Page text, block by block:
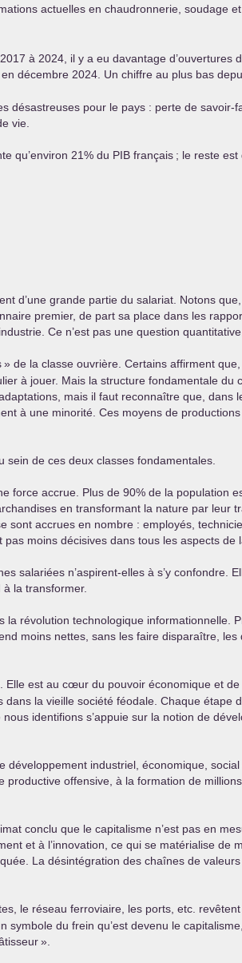
actuelles en chaudronnerie, soudage
à 2024, il y a eu davantage d’ouvertures
décembre 2024. Un chiffre au plus bas
désastreuses pour le pays : perte de
vie.
qu’environ 21% du PIB français ; le reste est
d’une grande partie du salariat. Notons
premier, de part sa place dans les
Ce n’est pas une question
» de la classe ouvrière. Certains affirment
à jouer. Mais la structure fondamentale du
mais il faut reconnaître que,
à une minorité. Ces moyens de
sein de ces deux classes fondamentales.
force accrue. Plus de 90% de la population
en transformant la nature par leur
sont accrues en nombre : employés,
moins décisives dans tous les aspects de
salariées n’aspirent-elles à s’y confondre.
la transformer.
révolution technologique informationnelle.
moins nettes, sans les faire disparaître,
Elle est au cœur du pouvoir économique et
la vieille société féodale. Chaque étape
identifions s’appuie sur la notion de
industriel, économique,
productive offensive, à la formation de
conclu que le capitalisme n’est pas en
et à l’innovation, ce qui se matérialise de
La désintégration des chaînes de
le réseau ferroviaire, les ports, etc.
du frein qu’est devenu le
».